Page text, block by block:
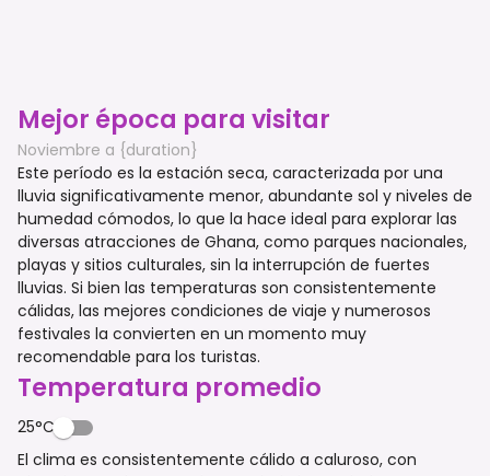
Mejor época para visitar
Noviembre a {duration}
Este período es la estación seca, caracterizada por una
lluvia significativamente menor, abundante sol y niveles de
humedad cómodos, lo que la hace ideal para explorar las
diversas atracciones de Ghana, como parques nacionales,
playas y sitios culturales, sin la interrupción de fuertes
lluvias. Si bien las temperaturas son consistentemente
cálidas, las mejores condiciones de viaje y numerosos
festivales la convierten en un momento muy
recomendable para los turistas.
Temperatura promedio
25°C
El clima es consistentemente cálido a caluroso, con